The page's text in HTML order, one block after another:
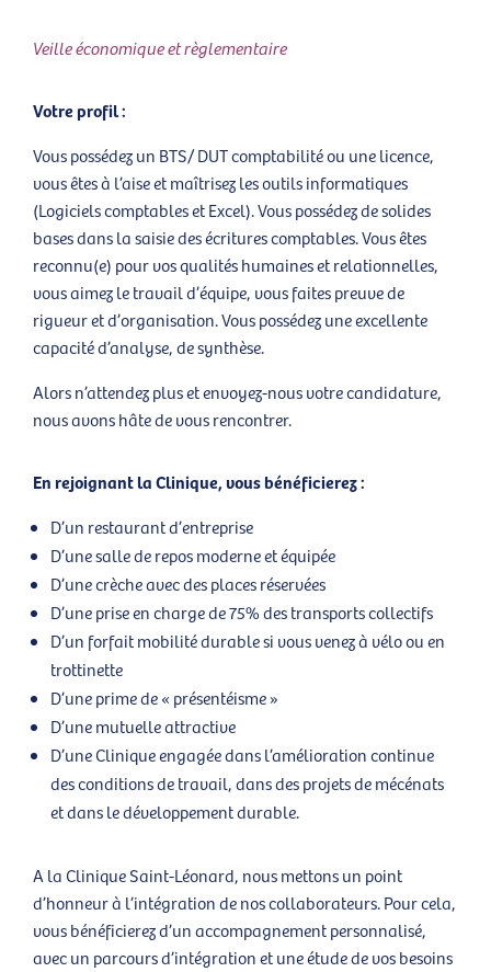
Veille économique et règlementaire
Votre profil :
Vous possédez un BTS/ DUT comptabilité ou une licence,
vous êtes à l’aise et maîtrisez les outils informatiques
(Logiciels comptables et Excel). Vous possédez de solides
bases dans la saisie des écritures comptables. Vous êtes
reconnu(e) pour vos qualités humaines et relationnelles,
vous aimez le travail d’équipe, vous faites preuve de
rigueur et d’organisation. Vous possédez une excellente
capacité d’analyse, de synthèse.
Alors n’attendez plus et envoyez-nous votre candidature,
nous avons hâte de vous rencontrer.
En rejoignant la Clinique, vous bénéficierez :
D’un restaurant d’entreprise
D’une salle de repos moderne et équipée
D’une crèche avec des places réservées
D’une prise en charge de 75% des transports collectifs
D’un forfait mobilité durable si vous venez à vélo ou en
trottinette
D’une prime de « présentéisme »
D’une mutuelle attractive
D’une Clinique engagée dans l’amélioration continue
des conditions de travail, dans des projets de mécénats
et dans le développement durable.
A la Clinique Saint-Léonard, nous mettons un point
d’honneur à l’intégration de nos collaborateurs. Pour cela,
vous bénéficierez d’un accompagnement personnalisé,
avec un parcours d’intégration et une étude de vos besoins